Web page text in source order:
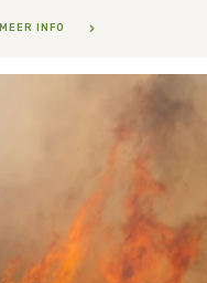
MEER INFO